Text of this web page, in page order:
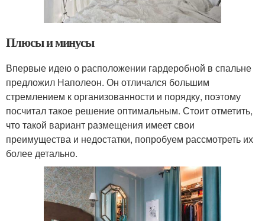
Плюсы и минусы
Впервые идею о расположении гардеробной в спальне
предложил Наполеон. Он отличался большим
стремлением к организованности и порядку, поэтому
посчитал такое решение оптимальным. Стоит отметить,
что такой вариант размещения имеет свои
преимущества и недостатки, попробуем рассмотреть их
более детально.